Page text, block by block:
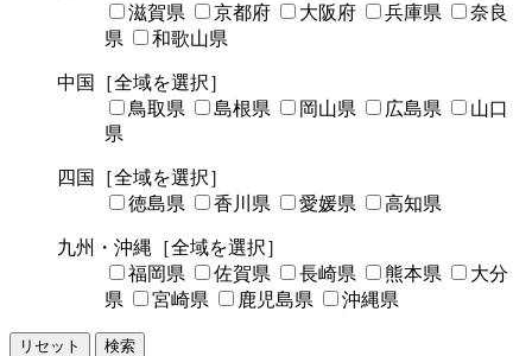
滋賀県
京都府 大阪府 兵庫県
奈良
県
和歌山県
中国
［全域を選択］
鳥取県
島根県 岡山県 広島県
山口
県
四国
［全域を選択］
徳島県
香川県 愛媛県 高知県
九州・沖縄 ［全域を選択］
福岡県
佐賀県 長崎県 熊本県
大分
県
宮崎県 鹿児島県 沖縄県
リセット 検索